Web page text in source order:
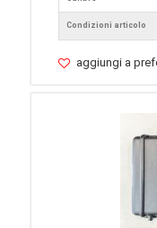
Condizioni articolo
aggiungi a